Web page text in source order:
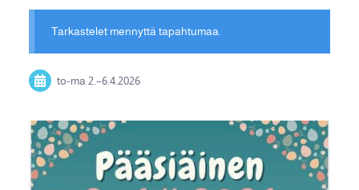
Tarkastelet mennyttä tapahtumaa.
to-ma2.–6.4.2026